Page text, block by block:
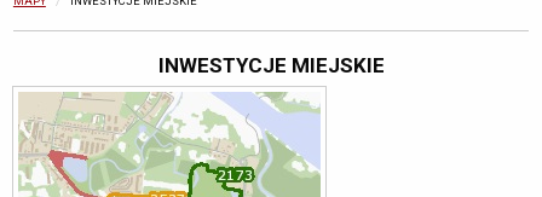
INWESTYCJE MIEJSKIE